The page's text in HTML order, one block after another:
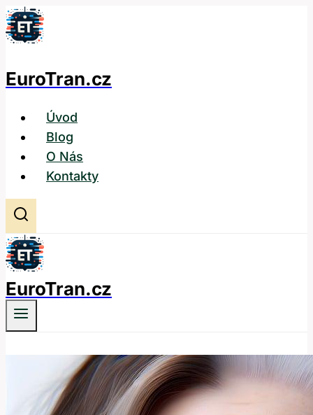
Přeskočit
na
EuroTran.cz
Úvod
Blog
O Nás
Kontakty
EuroTran.cz